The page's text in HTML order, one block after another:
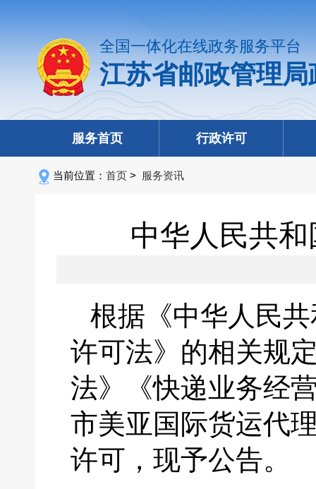
全国一体化在线政务服务平台
江苏省邮政管理
服务首页 行政许可
当前位置： 首页 > 服务资讯
中华人民共
根据《中华人民
许可法》的相关规
法》《快递业务经
市美亚国际货运代
许可，现予公告。